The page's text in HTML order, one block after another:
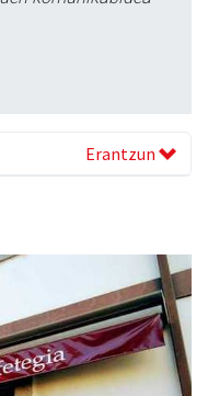
Erantzun